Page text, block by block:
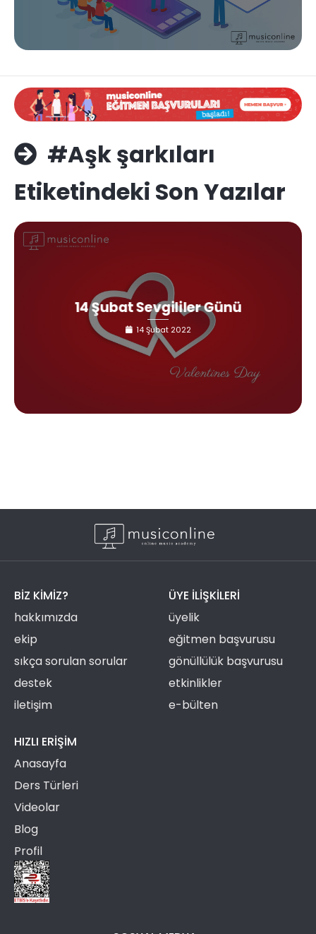
#Aşk şarkıları
Etiketindeki Son Yazılar
14 Şubat Sevgililer Günü
14 Şubat 2022
BIZ KIMIZ?
hakkımızda
ekip
sıkça sorulan sorular
destek
iletişim
ÜYE ILIŞKILERI
üyelik
eğitmen başvurusu
gönüllülük başvurusu
etkinlikler
e-bülten
HIZLI ERIŞIM
Anasayfa
Ders Türleri
Videolar
Blog
Profil